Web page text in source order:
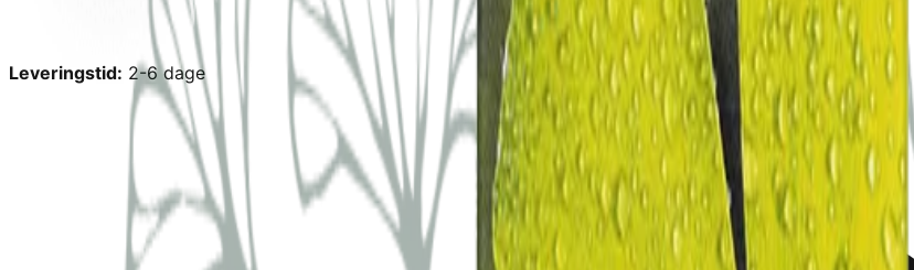
Leveringstid: 2-6 dage